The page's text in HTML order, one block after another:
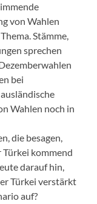
von Wahlen
Stämme,
sprechen
bei
Wahlen noch in
die besagen,
Türkei kommend
darauf hin,
Türkei verstärkt
auf?